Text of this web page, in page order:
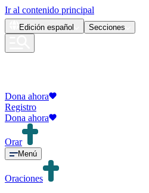
Ir al contenido principal
Edición español Secciones
Dona ahora
Registro
Dona ahora
Orar
Menú
Oraciones